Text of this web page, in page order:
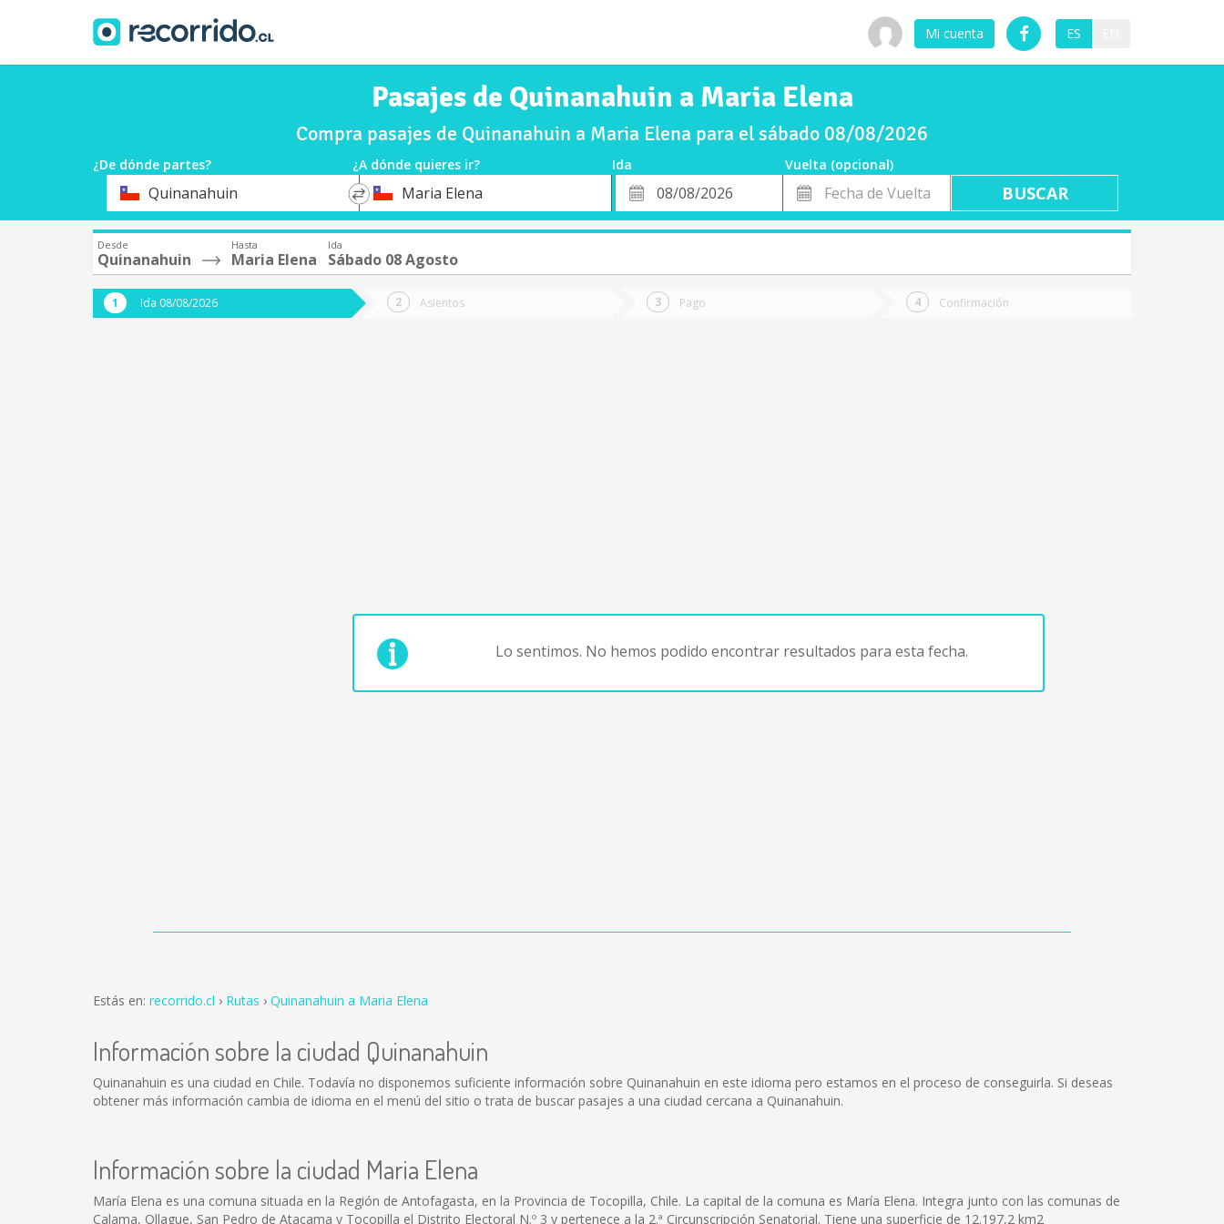
Mi cuenta ES
Pasajes de Quinanahuin a Maria Elena
Compra pasajes de Quinanahuin a Maria Elena para el sábado 08/08/2026
¿De dónde partes? ¿A dónde quieres ir? Ida
Vuelta (opcional)
OrigenQuinanahuin
*
DestinoMaria Elena
Fecha
de
Fecha
de
Vuelta
Desde
Quinanahuin
Hasta
Maria Elena
Ida
Sábado 08 Agosto
Ida 08/08/2026 Asientos Pago Confirmación
Lo sentimos. No hemos podido encontrar resultados para esta fecha.
Estás en: recorrido.cl Rutas Quinanahuin a Maria Elena
Información sobre la ciudad Quinanahuin
Quinanahuin es una ciudad en Chile. Todavía no disponemos suficiente información sobre Quinanahuin en este idioma pero estamos en el proceso de conseguirla. Si deseas
obtener más información cambia de idioma en el menú del sitio o trata de buscar pasajes a una ciudad cercana a Quinanahuin.
Información sobre la ciudad Maria Elena
María Elena es una comuna situada en la Región de Antofagasta, en la Provincia de Tocopilla, Chile. La capital de la comuna es María Elena. Integra junto con las comunas de
Calama, Ollague, San Pedro de Atacama y Tocopilla el Distrito Electoral N.º 3 y pertenece a la 2.ª Circunscripción Senatorial. Tiene una superficie de 12.197,2 km2